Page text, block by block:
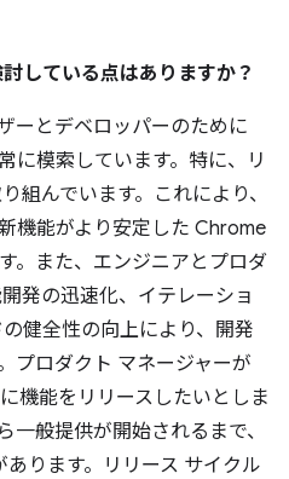
している点はありますか？
ーとデベロッパーのために
に模索しています。特に、リ
組んでいます。これにより、
機能がより安定した Chrome
。また、エンジニアとプロダ
発の迅速化、イテレーショ
健全性の向上により、開発
プロダクト マネージャーが
機能をリリースしたいとしま
一般提供が開始されるまで、
ります。リリース サイクル